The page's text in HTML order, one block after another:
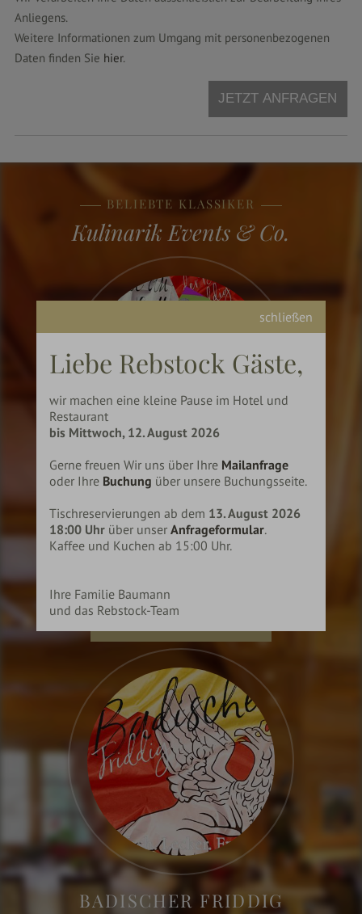
schließen
Liebe Rebstock Gäste,
wir machen eine kleine Pause im Hotel und
Restaurant
bis Mittwoch, 12. August 2026
Gerne freuen Wir uns über Ihre Mailanfrage
oder Ihre Buchung über unsere Buchungsseite.
Tischreservierungen ab dem 13. August 2026
18:00 Uhrüber unser Anfrageformular.
Kaffee und Kuchen ab 15:00 Uhr.
Ihre Familie Baumann
und das Rebstock-Team
Anliegens.
Weitere Informationen zum Umgang mit personenbezogenen
Daten finden Sie hier.
JETZT ANFRAGEN
BELIEBTE KLASSIKER
Kulinarik Events & Co.
REBSTOCK EVENTS
Das Rebstockjahr hat einiges zu Bieten.
BADISCHER FRIDDIG